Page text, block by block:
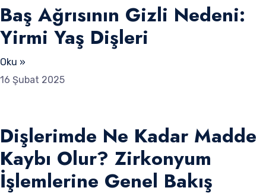
Baş Ağrısının Gizli Nedeni:
Yirmi Yaş Dişleri
Oku »
16 Şubat 2025
Dişlerimde Ne Kadar Madde
Kaybı Olur? Zirkonyum
İşlemlerine Genel Bakış